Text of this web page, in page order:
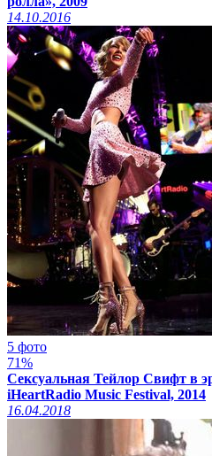
14.10.2016
5 фото
71%
Сексуальная Тейлор Свифт в
iHeartRadio Music Festival, 2014
16.04.2018